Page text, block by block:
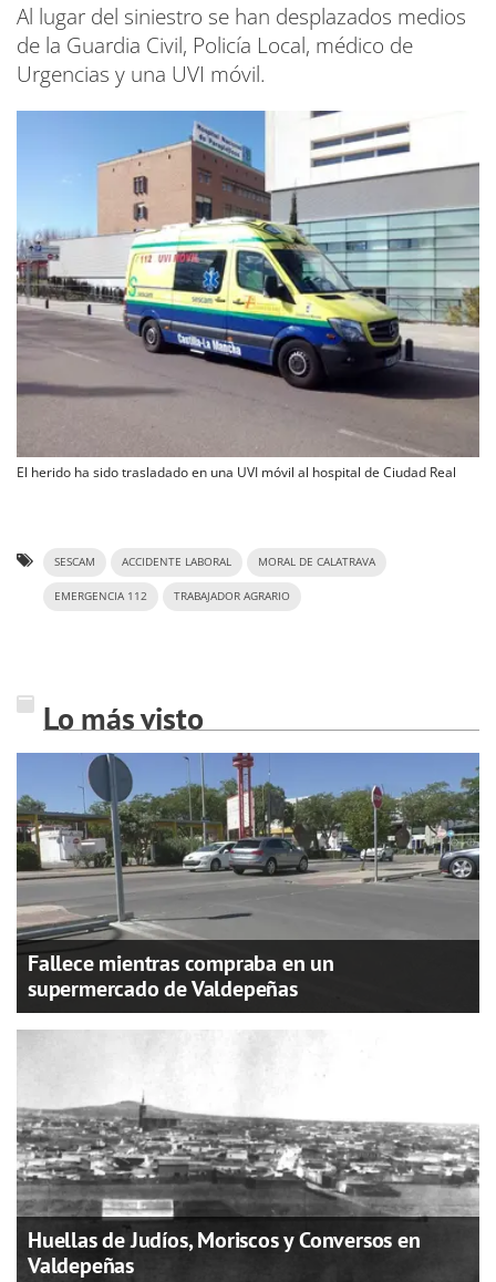
Al lugar del siniestro se han desplazados medios
de la Guardia Civil, Policía Local, médico de
Urgencias y una UVI móvil.
El herido ha sido trasladado en una UVI móvil al hospital de Ciudad Real
SESCAM ACCIDENTE LABORAL MORAL DE CALATRAVA
EMERGENCIA 112 TRABAJADOR AGRARIO
Lo más visto
Fallece mientras compraba en un
supermercado de Valdepeñas
Huellas de Judíos, Moriscos y Conversos en
Valdepeñas